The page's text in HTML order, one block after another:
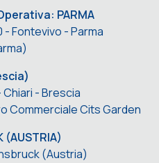
PARMA
- Fontevivo - Parma
Chiari - Brescia
Commerciale Cits Garden
(AUSTRIA)
(Austria)